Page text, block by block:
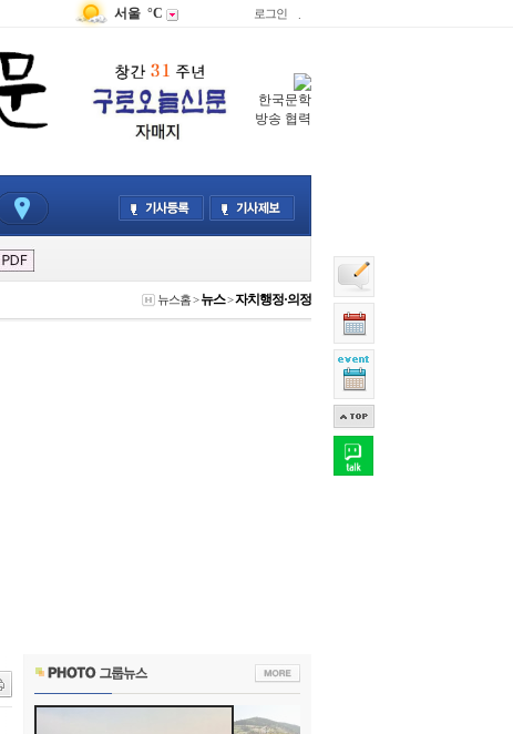
서울 °C 로그인
한국문학
방송 협력
뉴스홈>뉴스>자치행정·의정